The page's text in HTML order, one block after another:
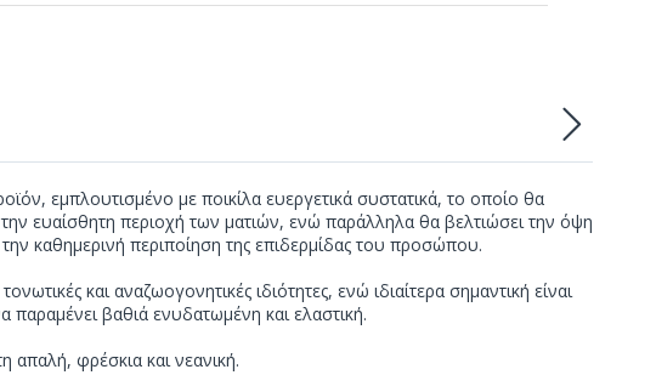
εμπλουτισμένο με ποικίλα ευεργετικά συστατικά, το οποίο θα
ευαίσθητη περιοχή των ματιών, ενώ παράλληλα θα βελτιώσει την όψη
καθημερινή περιποίηση της επιδερμίδας του προσώπου.
και αναζωογονητικές ιδιότητες, ενώ ιδιαίτερα σημαντική είναι
παραμένει βαθιά ενυδατωμένη και ελαστική.
απαλή, φρέσκια και νεανική.